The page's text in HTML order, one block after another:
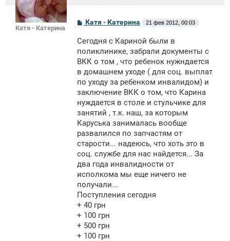
Катя - Катерина
С
б
щ
е
н
и
Катя - Катерина 21 фев 2012, 00:03
Сегодня с Кариной были в
поликлинике, забрали документы с
ВКК о том , что ребенок нужндается
в домашнем уходе ( для соц. выплат
по уходу за ребенком инвалидом) и
заключение ВКК о том, что Карина
нуждается в столе и стульчике для
занятий , т.к. наш, за которым
Каруська занималась вообще
развалился по запчастям от
старости... надеюсь, что хоть это в
соц. службе для нас найдется... За
два года инвалидности от
исполкома мы еще ничего не
получали...
Поступления сегодня
+ 40 грн
+ 100 грн
+ 500 грн
+ 100 грн